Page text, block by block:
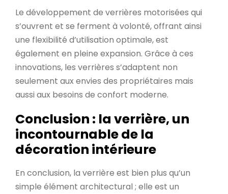
Le développement de verrières motorisées qui
s’ouvrent et se ferment à volonté, offrant ainsi
une flexibilité d’utilisation optimale, est
également en pleine expansion. Grâce à ces
innovations, les verrières s’adaptent non
seulement aux envies des propriétaires mais
aussi aux besoins de confort moderne.
Conclusion : la verrière, un
incontournable de la
décoration intérieure
En conclusion, la verrière est bien plus qu’un
simple élément architectural ; elle est un